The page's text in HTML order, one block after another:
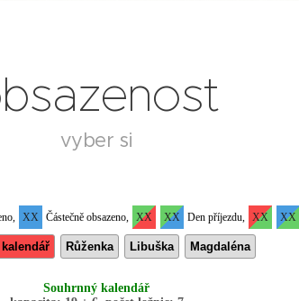
vyber si